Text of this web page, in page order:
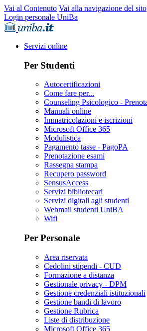
Vai al Contenuto Vai alla navigazione del sito
Login personale UniBa
Servizi online
Per Studenti
Autocertificazioni
Come fare per...
Counseling Psicologico -
Manuali online
Immatricolazioni e iscrizioni
Microsoft Office 365
Modulistica
Pagamento tasse - PagoPA
Prenotazione esami
Rassegna stampa
Recupero password
SensusAccess
Servizi bibliotecari
Servizi digitali agli studenti
Webmail studenti UniBA
Wifi
Per Personale
Area riservata
Cedolini stipendi - CUD
Formazione a distanza
Gestionale privacy - DPM
Gestione credenziali istituzionali
Gestione bandi di lavoro
Gestione Rubrica
Liste di distribuzione
Microsoft Office 365